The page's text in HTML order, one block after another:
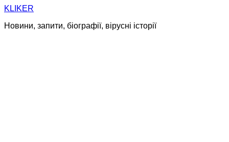
Skip
content
KLIKER
Новини, запити, біографії, вірусні історії